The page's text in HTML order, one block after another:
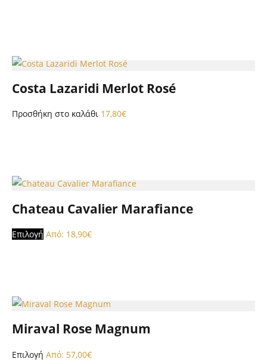
Costa Lazaridi Merlot Rosé
Προσθήκη στο καλάθι 17,80€
Chateau Cavalier Marafiance
Επιλογή Αυτό
παραλλαγές.
μπορούν
Από: 18,90€
Miraval Rose Magnum
Επιλογή Αυτό
Από: 57,00€